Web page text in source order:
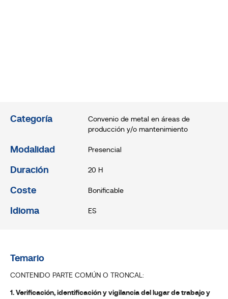
Categoría
Convenio de metal en áreas de
producción y/o mantenimiento
Modalidad Presencial
Duración 20 H
Coste Bonificable
Idioma ES
Temario
CONTENIDO PARTE COMÚN O TRONCAL:
1. Verificación, identificación y vigilancia del lugar de trabajo y